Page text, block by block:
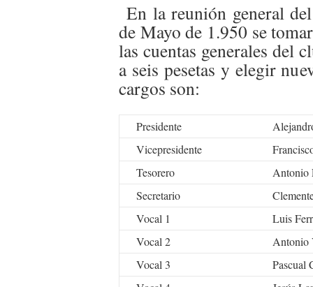
En la reunión general
de Mayo de 1.950 se
las cuentas generales del
a seis pesetas y elegir
cargos son:
Presidente
Vicepresidente
Tesorero
Antonio
Secretario
Vocal 1
Luis
Vocal 2
Antonio
Vocal 3
Pascual